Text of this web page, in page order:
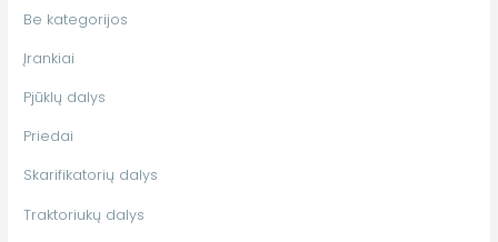
tBe kategorijos
Įrankiai
Pjūklų dalys
Priedai
Skarifikatorių dalys
Traktoriukų dalys